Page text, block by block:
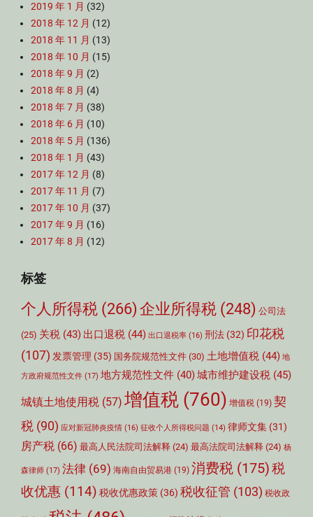
2019 年 1 月 (32)
2018 年 12 月 (12)
2018 年 11 月 (13)
2018 年 10 月 (15)
2018 年 9 月 (2)
2018 年 8 月 (4)
2018 年 7 月 (38)
2018 年 6 月 (10)
2018 年 5 月 (136)
2018 年 1 月 (43)
2017 年 12 月 (8)
2017 年 11 月 (7)
2017 年 10 月 (37)
2017 年 9 月 (16)
2017 年 8 月 (12)
标签
个人所得税 (266) 企业所得税 (248) 公司法
(25) 关税 (43) 出口退税 (44) 出口退税率 (16) 刑法 (32) 印花税
(107) 发票管理 (35) 国务院规范性文件 (30) 土地增值税 (44) 地
方政府规范性文件 (17) 地方规范性文件 (40)城市维护建设税 (45)
城镇土地使用税 (57) 增值税 (760) 增值税 (19) 契
税 (90) 应对新冠肺炎疫情 (16) 征收个人所得税问题 (14) 律师文集 (31)
房产税 (66) 最高人民法院司法解释 (24) 最高法院司法解释 (24) 杨
森律师 (17) 法律 (69) 海南自由贸易港 (19) 消费税 (175)税
收优惠 (114) 税收优惠政策 (36) 税收征管 (103) 税收政